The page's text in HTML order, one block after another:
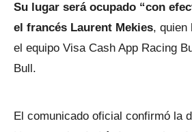
Su lugar será ocupado “con
el francés Laurent Mekies, quien
el equipo Visa Cash App Racing
Bull.
El comunicado oficial confirmó la